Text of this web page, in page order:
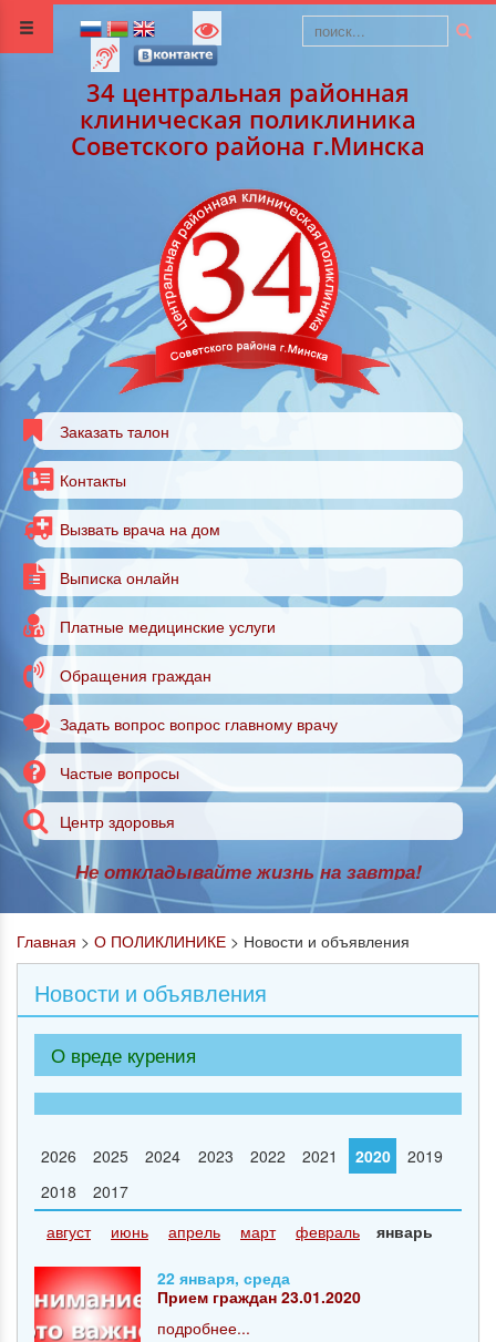
34 центральная районная
клиническая поликлиника
Советского района г.Минска
Заказать талон
Контакты
Вызвать врача на дом
Выписка онлайн
Платные медицинские услуги
Обращения граждан
Задать вопрос вопрос главному врачу
Частые вопросы
Центр здоровья
Не откладывайте жизнь на завтра!
Главная > О ПОЛИКЛИНИКЕ > Новости и объявления
Новости и объявления
О вреде курения
2026 2025 2024 2023 2022 2021 2020
2019
2018
2017
август
июнь апрель март февраль январь
22 января, среда
Прием граждан 23.01.2020
подробнее...